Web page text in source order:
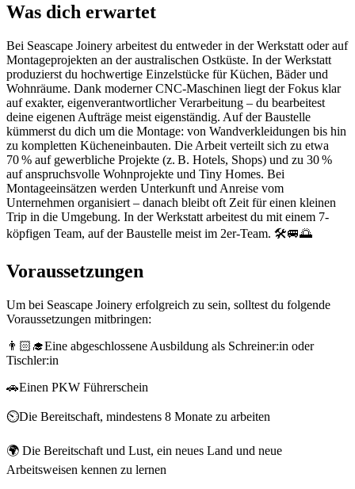
Was dich erwartet
Bei Seascape Joinery arbeitest du entweder in der Werkstatt oder auf
Montageprojekten an der australischen Ostküste. In der Werkstatt
produzierst du hochwertige Einzelstücke für Küchen, Bäder und
Wohnräume. Dank moderner CNC-Maschinen liegt der Fokus klar
auf exakter, eigenverantwortlicher Verarbeitung – du bearbeitest
deine eigenen Aufträge meist eigenständig. Auf der Baustelle
kümmerst du dich um die Montage: von Wandverkleidungen bis hin
zu kompletten Kücheneinbauten. Die Arbeit verteilt sich zu etwa
70 % auf gewerbliche Projekte (z. B. Hotels, Shops) und zu 30 %
auf anspruchsvolle Wohnprojekte und Tiny Homes. Bei
Montageeinsätzen werden Unterkunft und Anreise vom
Unternehmen organisiert – danach bleibt oft Zeit für einen kleinen
Trip in die Umgebung. In der Werkstatt arbeitest du mit einem 7-
köpfigen Team, auf der Baustelle meist im 2er-Team. 🛠️🚐🌅
Voraussetzungen
Um bei Seascape Joinery erfolgreich zu sein, solltest du folgende
Voraussetzungen mitbringen:
👨🏻‍🎓Eine abgeschlossene Ausbildung als Schreiner:in oder
Tischler:in
🚗Einen PKW Führerschein
⏲️Die Bereitschaft, mindestens 8 Monate zu arbeiten
🌍 Die Bereitschaft und Lust, ein neues Land und neue
Arbeitsweisen kennen zu lernen